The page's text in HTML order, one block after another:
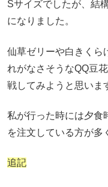
Sサイズでしたが、結
になりました。
仙草ゼリーや白きくら
れがなさそうなQQ豆
戦してみようと思いま
私が行った時には夕食
を注文している方が多
追記